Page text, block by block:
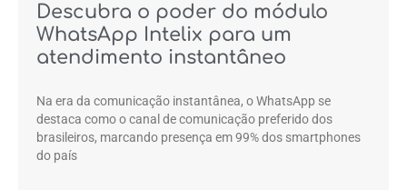
Descubra o poder do módulo
WhatsApp Intelix para um
atendimento instantâneo
Na era da comunicação instantânea, o WhatsApp se
destaca como o canal de comunicação preferido dos
brasileiros, marcando presença em 99% dos smartphones
do país